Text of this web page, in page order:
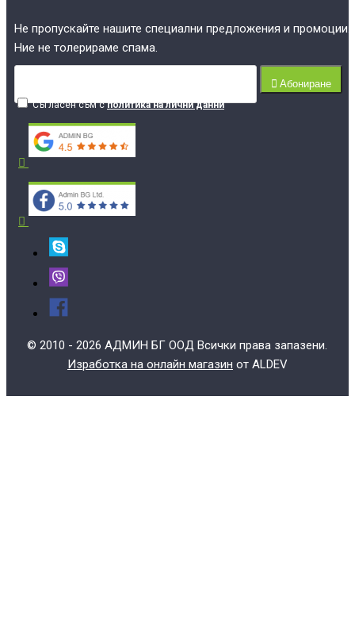
Не пропускайте нашите специални предложения и промоции.
Ние не толерираме спама.
Абониране
Съгласен съм сполитика на лични данни
© 2010 - 2026 АДМИН БГ ООД Всички права запазени.
Изработка на онлайн магазин от ALDEV